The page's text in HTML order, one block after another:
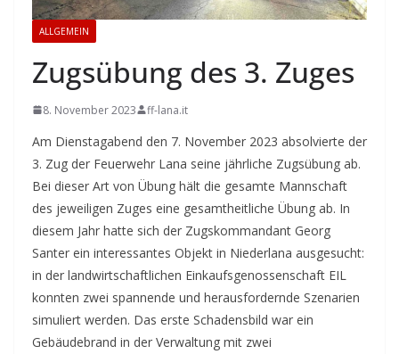
ALLGEMEIN
Zugsübung des 3. Zuges
8. November 2023 ff-lana.it
Am Dienstagabend den 7. November 2023 absolvierte der
3. Zug der Feuerwehr Lana seine jährliche Zugsübung ab.
Bei dieser Art von Übung hält die gesamte Mannschaft
des jeweiligen Zuges eine gesamtheitliche Übung ab. In
diesem Jahr hatte sich der Zugskommandant Georg
Santer ein interessantes Objekt in Niederlana ausgesucht:
in der landwirtschaftlichen Einkaufsgenossenschaft EIL
konnten zwei spannende und herausfordernde Szenarien
simuliert werden. Das erste Schadensbild war ein
Gebäudebrand in der Verwaltung mit zwei